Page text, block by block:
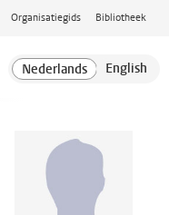
Organisatiegids Bibliotheek